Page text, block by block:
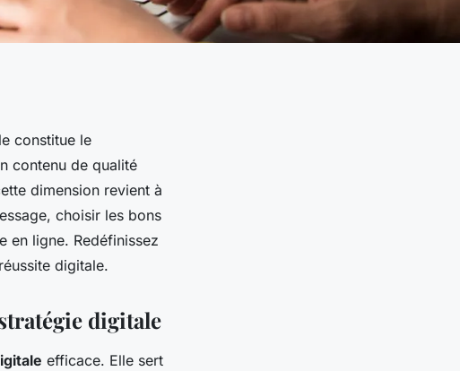
constitue le
contenu de qualité
dimension revient à
choisir les bons
en ligne. Redéfinissez
digitale.
digitale
efficace. Elle sert